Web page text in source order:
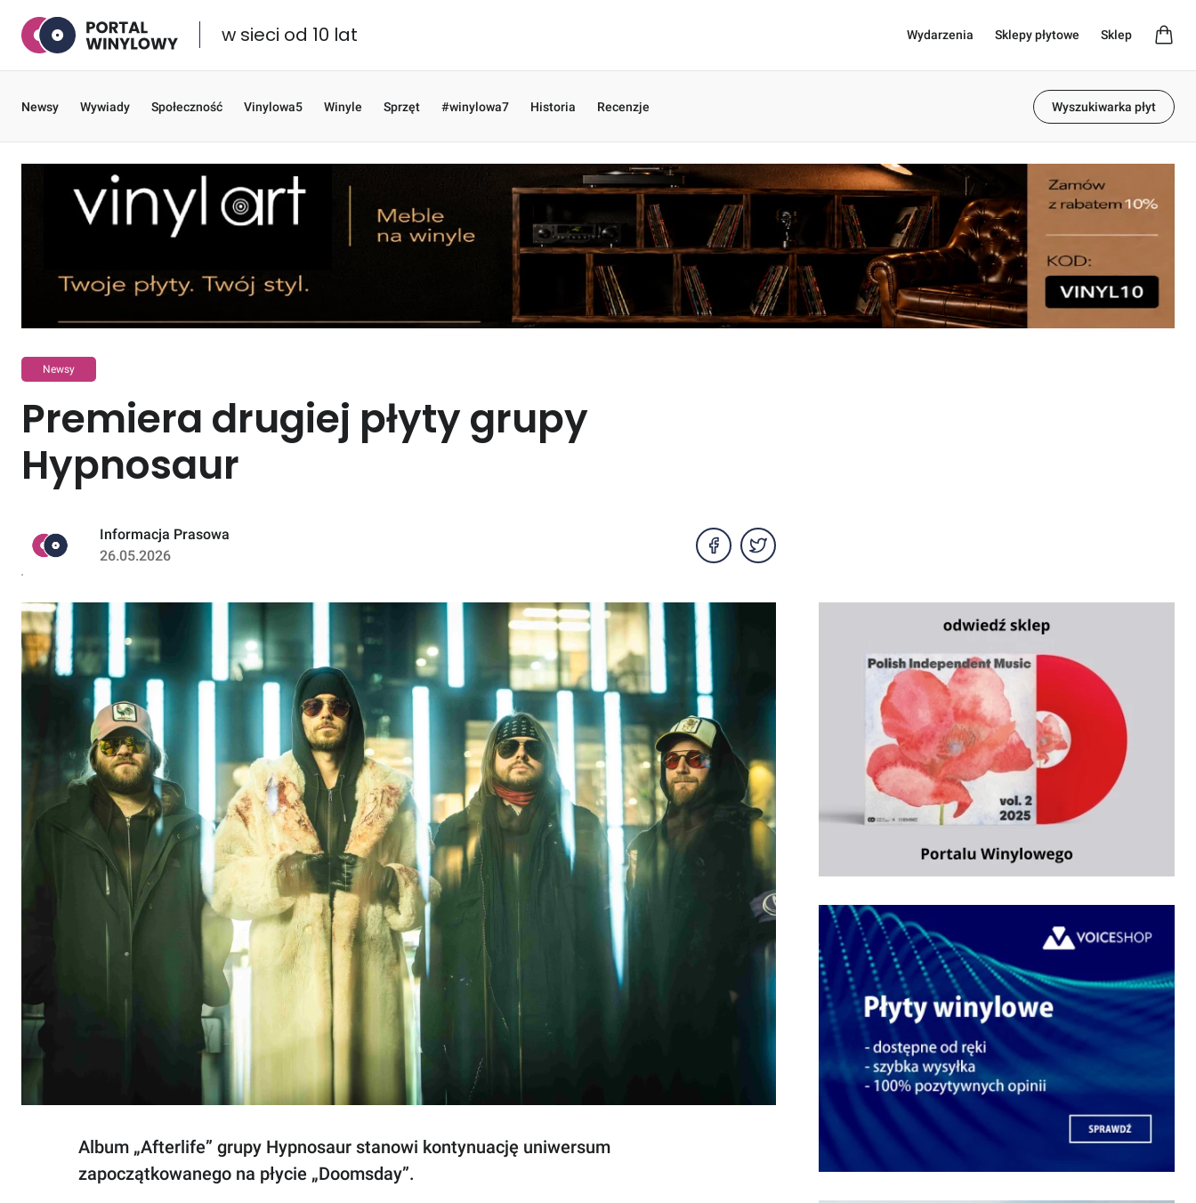
w sieci od 10 lat Wydarzenia Sklepy płytowe Sklep
Newsy Wywiady Społeczność Vinylowa5 Winyle Sprzęt #winylowa7 Historia Recenzje Wyszukiwarka płyt
Newsy
Premiera drugiej płyty grupy
Hypnosaur
Informacja Prasowa
26.05.2026
Album „Afterlife” grupy Hypnosaur stanowi kontynuację uniwersum
zapoczątkowanego na płycie „Doomsday”.